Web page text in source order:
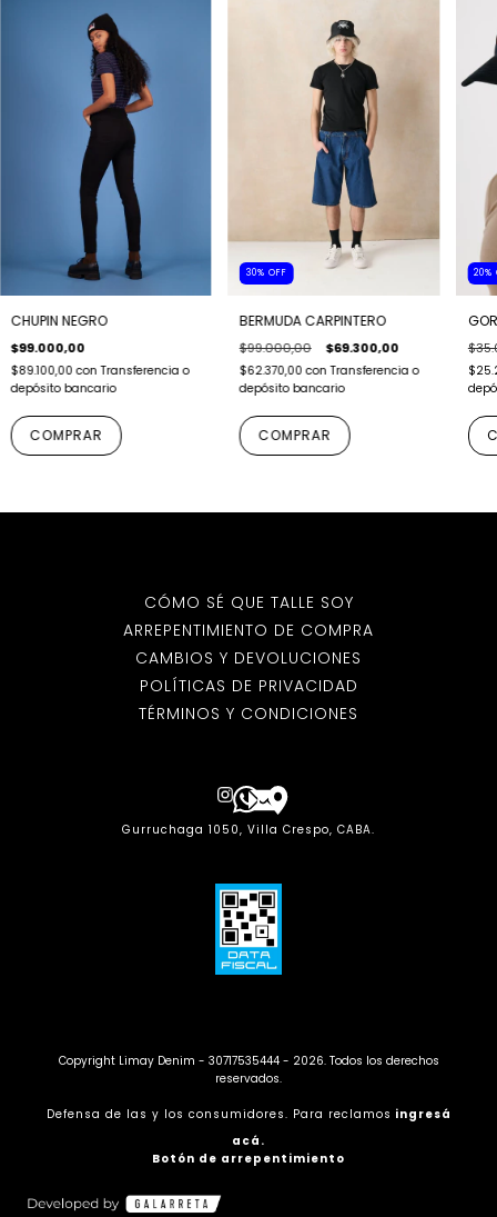
CHUPIN NEGRO
$99.000,00
$89.100,00con Transferencia o
depósito bancario
COMPRAR
30% OFF
BERMUDA CARPINTERO
$99.000,00 $69.300,00
$62.370,00con Transferencia o
depósito bancario
COMPRAR
20%
CÓMO SÉ QUE TALLE SOY
ARREPENTIMIENTO DE COMPRA
CAMBIOS Y DEVOLUCIONES
POLÍTICAS DE PRIVACIDAD
TÉRMINOS Y CONDICIONES
Gurruchaga 1050, Villa Crespo, CABA.
Copyright Limay Denim - 30717535444 - 2026. Todos los derechos
reservados.
Defensa de las y los consumidores. Para reclamos ingresá
acá.
Botón de arrepentimiento